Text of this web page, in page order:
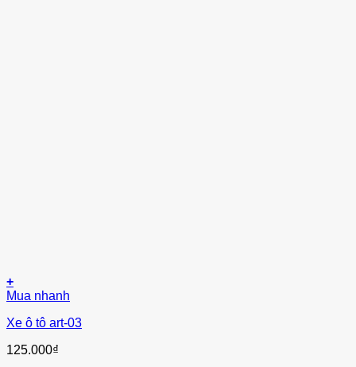
+
Mua nhanh
Xe ô tô art-03
125.000₫